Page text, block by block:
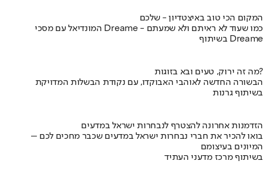
המקום הכי טוב באיצטדיון - שלכם
המונדיאל עם מסכי Dreame - כמו שעוד לא ראיתם ולא שמעתם
בשיתוף Dreame
מה זה ירוק, טעים ובא בזוגות?
הבשורה החדשה לאוהבי האבוקדו, עם נקודת הבשלות המדויקת
בשיתוף גרנות
הזדמנות אחרונה להצטרף לנבחרות ישראל במדעים
בואו להכיר את חברי נבחרות ישראל במדעים שכבר מחכים לכם –
המיונים בעיצומם
בשיתוף מרכז מדעני העתיד